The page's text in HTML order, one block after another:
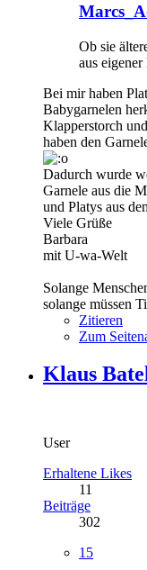
Ob sie
aus
Bei mir haben
Babygarnelen
Klapperstorch und
haben den
Dadurch wurde
Garnele aus die
und Platys aus
Viele Grüße
Barbara
mit U-wa-Welt
Solange
solange müssen
Zitieren
Zum
Klaus
User
Erhaltene Likes
11
Beiträge
302
15